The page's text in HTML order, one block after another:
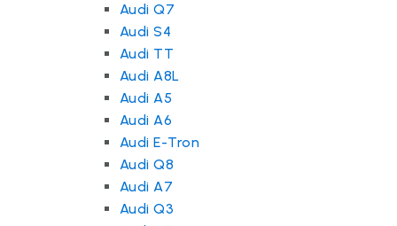
Audi Q7
Audi S4
Audi TT
Audi A8L
Audi A5
Audi A6
Audi E-Tron
Audi Q8
Audi A7
Audi Q3